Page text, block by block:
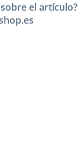
el artículo?